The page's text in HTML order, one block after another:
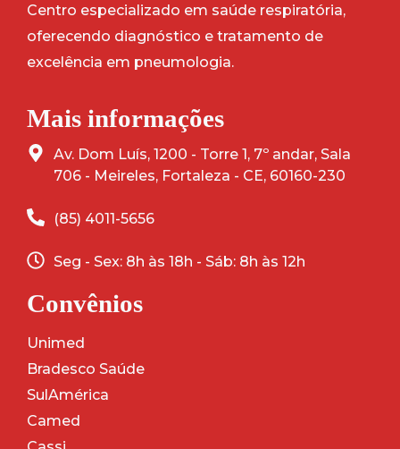
Centro especializado em saúde respiratória,
oferecendo diagnóstico e tratamento de
excelência em pneumologia.
Mais informações
Av. Dom Luís, 1200 - Torre 1, 7º andar, Sala
706 - Meireles, Fortaleza - CE, 60160-230
(85) 4011-5656
Seg - Sex: 8h às 18h - Sáb: 8h às 12h
Convênios
Unimed
Bradesco Saúde
SulAmérica
Camed